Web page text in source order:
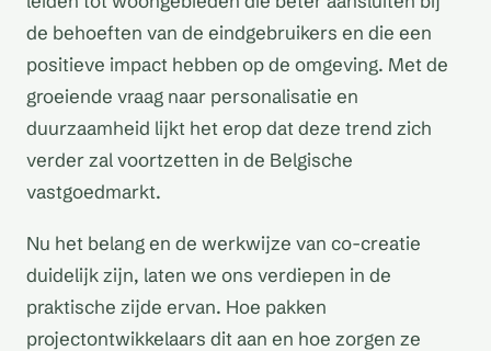
de behoeften van de eindgebruikers en die een
positieve impact hebben op de omgeving. Met de
groeiende vraag naar personalisatie en
duurzaamheid lijkt het erop dat deze trend zich
verder zal voortzetten in de Belgische
vastgoedmarkt.
Nu het belang en de werkwijze van co-creatie
duidelijk zijn, laten we ons verdiepen in de
praktische zijde ervan. Hoe pakken
projectontwikkelaars dit aan en hoe zorgen ze